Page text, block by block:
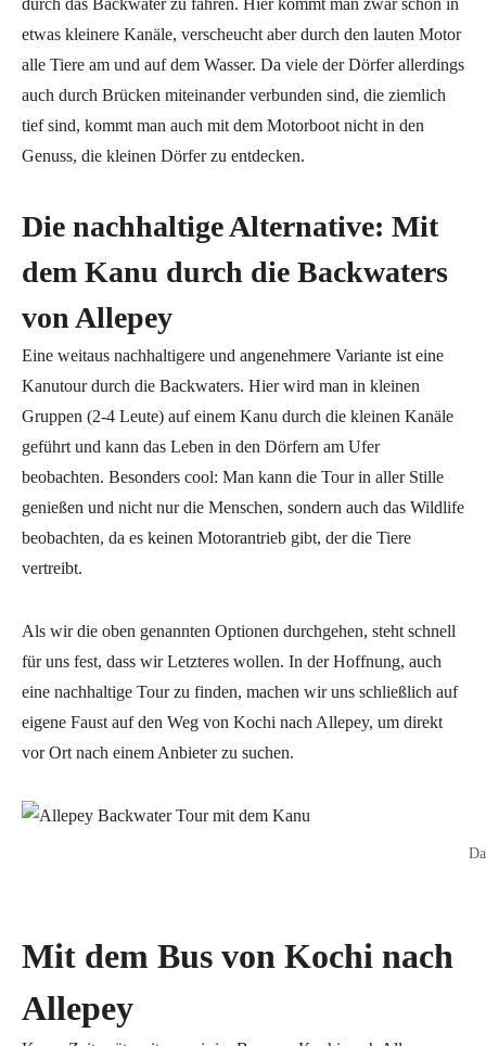
durch das Backwater zu fahren. Hier kommt man zwar schon in
etwas kleinere Kanäle, verscheucht aber durch den lauten Motor
alle Tiere am und auf dem Wasser. Da viele der Dörfer allerdings
auch durch Brücken miteinander verbunden sind, die ziemlich
tief sind, kommt man auch mit dem Motorboot nicht in den
Genuss, die kleinen Dörfer zu entdecken.
Die nachhaltige Alternative: Mit
dem Kanu durch die Backwaters
von Allepey
Eine weitaus nachhaltigere und angenehmere Variante ist eine
Kanutour durch die Backwaters. Hier wird man in kleinen
Gruppen (2-4 Leute) auf einem Kanu durch die kleinen Kanäle
geführt und kann das Leben in den Dörfern am Ufer
beobachten. Besonders cool: Man kann die Tour in aller Stille
genießen und nicht nur die Menschen, sondern auch das Wildlife
beobachten, da es keinen Motorantrieb gibt, der die Tiere
vertreibt.
Als wir die oben genannten Optionen durchgehen, steht schnell
für uns fest, dass wir Letzteres wollen. In der Hoffnung, auch
eine nachhaltige Tour zu finden, machen wir uns schließlich auf
eigene Faust auf den Weg von Kochi nach Allepey, um direkt
vor Ort nach einem Anbieter zu suchen.
Mit dem Bus von Kochi nach
Allepey